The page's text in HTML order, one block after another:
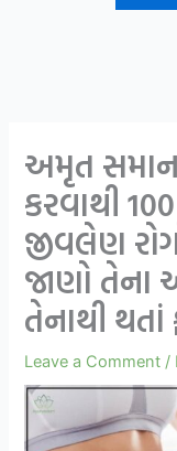
અમૃત
કરવાથી
જીવલેણ
જાણો
તેનાથી
Leave a Comment /